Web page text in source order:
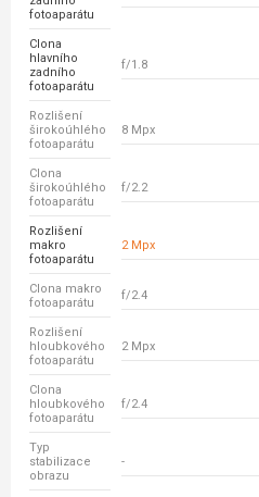
fotoaparátu
Clona
hlavního
zadního
fotoaparátu
f/1.8
Rozlišení
širokoúhlého
fotoaparátu
8 Mpx
Clona
širokoúhlého
fotoaparátu
f/2.2
Rozlišení
makro
fotoaparátu
2 Mpx
Clona makro
fotoaparátu
f/2.4
Rozlišení
hloubkového
fotoaparátu
2 Mpx
Clona
hloubkového
fotoaparátu
f/2.4
Typ
stabilizace
obrazu
-